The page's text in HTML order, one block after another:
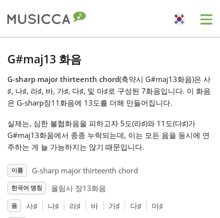
Български
Deutsch
English
Español
G#maj13 화음
G-sharp major thirteenth chord(축약시 G#maj13화음)은 사
♯, 나♯, 라♯, 바, 가♯, 다♯, 및 마♯로 구성된 7화음입니다. 이 화음
은 G-sharp장11화음에 13도를 더해 만들어집니다.
실제는, 심한 불협화음을 피하고자 5도(라♯)와 11도(다♯)가
G#maj13화음에서 종종 누락되는데, 이는 모든 음을 동시에 연
주하는 게 늘 가능하지는 않기 때문입니다.
이름 G-sharp major thirteenth chord
한국어 명칭 올림사 장13화음
음 사♯ 나♯ 라♯ 바 가♯ 다♯ 마♯